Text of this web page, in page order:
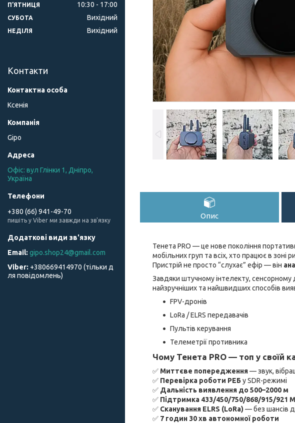
Опис
Тенета PRO — це нове покоління
мобільних груп та всіх, хто працює в зоні
Пристрій не просто “слухає” ефір — він
Завдяки штучному інтелекту,
найзручніших та найшвидших способів
FPV-дронів
LoRa / ELRS передавачів
Пультів керування
Телеметрії противника
Чому Тенета PRO — топ у своїй
✅ Миттєве попередження— звук,
✅ Перевірка роботи РЕБ у SDR-режимі
✅ Дальність виявлення до 500–2000 м
✅ Підтримка 433/450/750/868/915/921
✅ Сканування ELRS (LoRa) — без шансів
✅ 7 годин 30 хв автономної роботи
ПʼЯТНИЦЯ 10:30 17:00
СУБОТА Вихідний
НЕДІЛЯ Вихідний
Контакти
Ксенія
Gipo
Офіс: вул Глінки 1, Дніпро,
Україна
+380 (66) 941-49-70
пишіть у Viber ми завжди на зв'язку
gipo.shop24@gmail.com
+380669414970 (тільки д
ля повідомлень)